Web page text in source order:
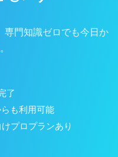
専門知識ゼロでも今日か
了
も利用可能
プロプランあり